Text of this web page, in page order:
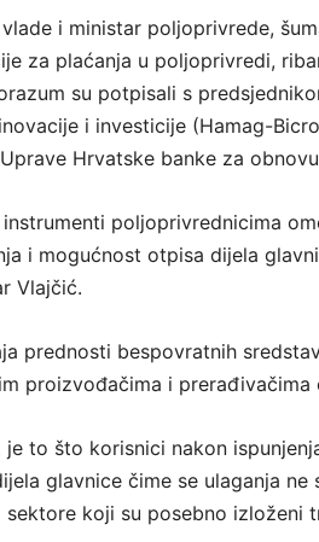
i ministar poljoprivrede,
za plaćanja u poljoprivredi,
su potpisali s
i investicije (Hamag-
Hrvatske banke za
poljoprivrednicima
i mogućnost otpisa dijela
Vlajčić.
prednosti bespovratnih
proizvođačima i
je to što korisnici nakon
glavnice čime se ulaganja
koji su posebno izloženi